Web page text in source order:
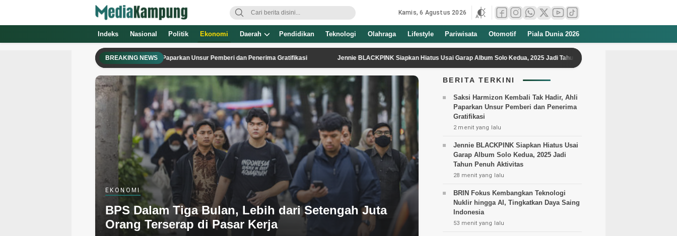
Kamis, 6 Agustus 2026
Indeks Nasional Politik Ekonomi Daerah Pendidikan Teknologi Olahraga Lifestyle Pariwisata Otomotif Piala Dunia 2026
BREAKING NEWS
Saksi Harmizon Kembali Tak Hadir, Ahli Paparkan Unsur Pemberi dan Penerima Gratifikasi Jennie BLACKPINK Siapkan Hiatus Usai Garap Album Solo Kedua, 2025 Jadi Tahun Penuh Aktivitas
EKONOMI
BPS Dalam Tiga Bulan, Lebih dari Setengah Juta
Orang Terserap di Pasar Kerja
BERITA TERKINI
Saksi Harmizon Kembali Tak Hadir, Ahli
Paparkan Unsur Pemberi dan Penerima
Gratifikasi
2 menit yang lalu
Jennie BLACKPINK Siapkan Hiatus Usai
Garap Album Solo Kedua, 2025 Jadi
Tahun Penuh Aktivitas
28 menit yang lalu
BRIN Fokus Kembangkan Teknologi
Nuklir hingga AI, Tingkatkan Daya Saing
Indonesia
53 menit yang lalu